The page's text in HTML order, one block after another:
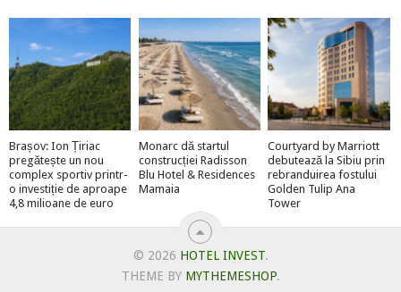
Brașov: Ion Țiriac
pregătește un nou
complex sportiv printr-
o investiție de aproape
4,8 milioane de euro
Monarc dă startul
construcției Radisson
Blu Hotel & Residences
Mamaia
Courtyard by Marriott
debutează la Sibiu prin
rebranduirea fostului
Golden Tulip Ana
Tower
© 2026 HOTEL INVEST.
THEME BY MYTHEMESHOP.